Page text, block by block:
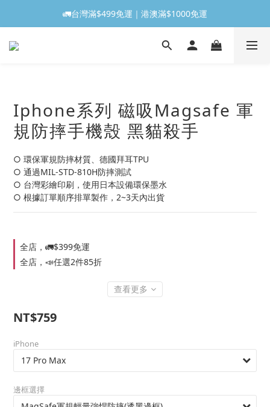
🚛台灣滿$499免運｜港澳滿$1000免運
Iphone系列 磁吸Magsafe 軍
規防摔手機殼 黑貓殺手
○ 環保軍規防摔材質、德國拜耳TPU
○ 通過MIL-STD-810H防摔測試
○ 台灣彩繪印刷，使用日本設備環保墨水
○ 根據訂單順序排單製作，2~3天內出貨
全店，🚛$399免運
全店，📣任選2件85折
查看更多
NT$759
iPhone
邊框選擇